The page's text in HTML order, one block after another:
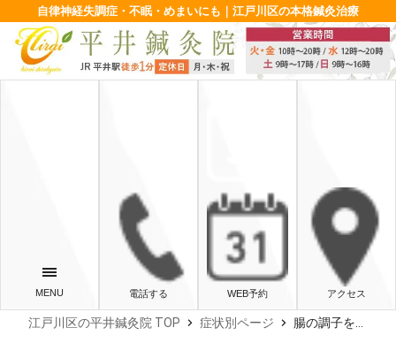
自律神経失調症・不眠・めまいにも｜江戸川区の本格鍼灸治療
電話する WEB予約 アクセス
江戸川区の平井鍼灸院 TOP chevron_right 症状別ページ chevron_right 腸の調子を整える「食物繊維」